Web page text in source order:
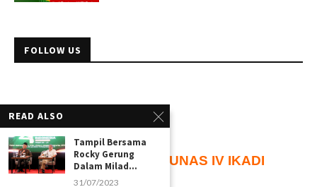
FOLLOW US
105 HariMenuju MUNAS IV IKADI
READ ALSO
Tampil Bersama
Rocky Gerung
Dalam Milad...
31/07/2023